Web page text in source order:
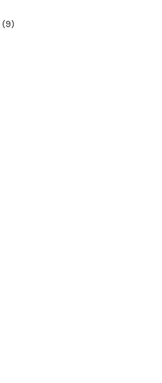
(9)